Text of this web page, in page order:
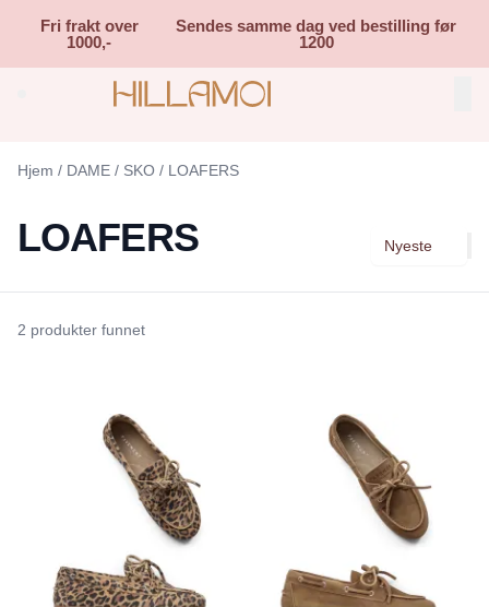
Fri frakt over
1000,-
Sendes samme dag ved bestilling før
1200
Search (⌘K)
Hjem / DAME / SKO / LOAFERS
LOAFERS Nyeste
2 produkter funnet